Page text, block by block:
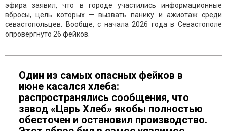
эфира заявил, что в городе участились информационные
вбросы, цель которых — вызвать панику и ажиотаж среди
севастопольцев. Вообще, с начала 2026 года в Севастополе
опровергнуто 26 фейков.
Один из самых опасных фейков в
июне касался хлеба:
распространялись сообщения, что
завод «Царь Хлеб» якобы полностью
обесточен и остановил производство.